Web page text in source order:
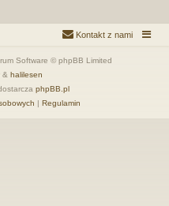
Kontakt z nami
Software © phpBB Limited
& halilesen
phpBB.pl
| Regulamin